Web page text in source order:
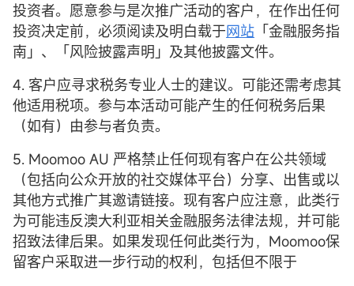
投资者。愿意参与是次推广活动的客户，在作出任何
投资决定前，必须阅读及明白载于网站 「金融服务指
南」、「风险披露声明」及其他披露文件。
4. 客户应寻求税务专业人士的建议。可能还需考虑其
他适用税项。参与本活动可能产生的任何税务后果
（如有）由参与者负责。
5. Moomoo AU 严格禁止任何现有客户在公共领域
（包括向公众开放的社交媒体平台）分享、出售或以
其他方式推广其邀请链接。现有客户应注意，此类行
为可能违反澳大利亚相关金融服务法律法规，并可能
招致法律后果。如果发现任何此类行为，Moomoo保
留客户采取进一步行动的权利，包括但不限于